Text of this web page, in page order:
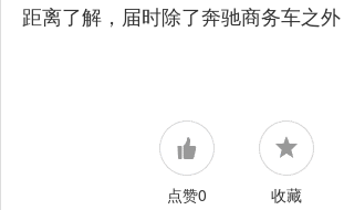
距离了解，届时除了奔驰商务车之
点赞0 收藏